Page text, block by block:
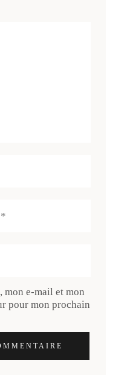
mon e-mail et mon
pour mon prochain